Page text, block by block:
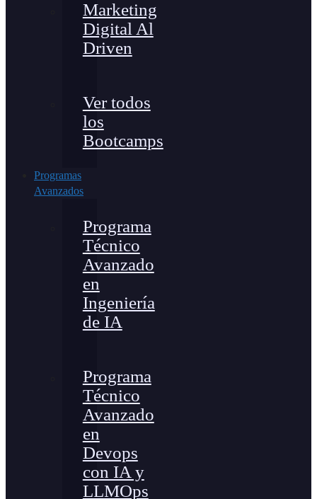
Marketing
Digital Al
Driven
Ver todos
los
Bootcamps
Programas
Avanzados
Programa
Técnico
Avanzado
en
Ingeniería
de IA
Programa
Técnico
Avanzado
en
Devops
con IA y
LLMOps